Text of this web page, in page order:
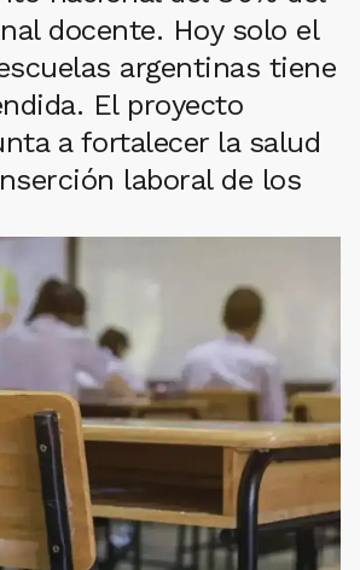
docente. Hoy solo el
argentinas tiene
El proyecto
a fortalecer la salud
laboral de los